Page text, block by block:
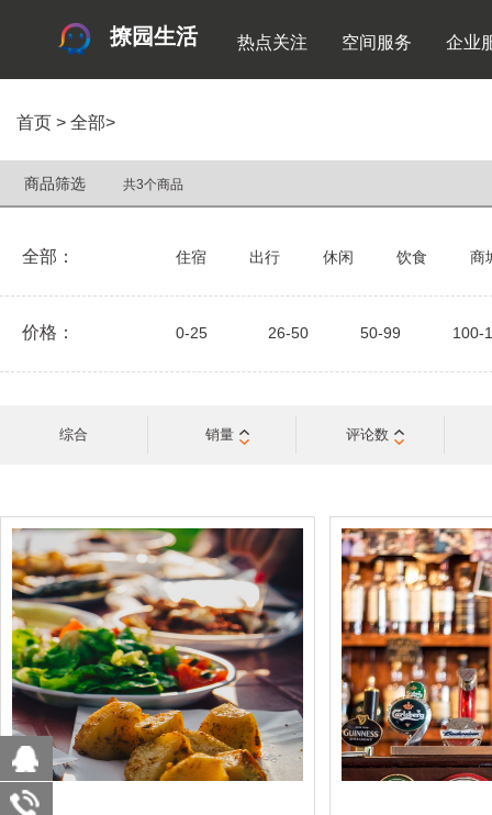
撩园生活 热点关注 空间服务 企业
首页 > 全部>
商品筛选 共3个商品
全部： 住宿 出行 休闲 饮食 商
价格： 0-25 26-50 50-99 100-
综合 销量 评论数